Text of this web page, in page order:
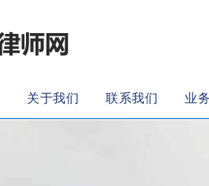
关于我们 联系我们 业